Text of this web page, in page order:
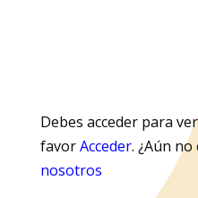
Debes acceder para
favorAcceder. ¿Aún
nosotros